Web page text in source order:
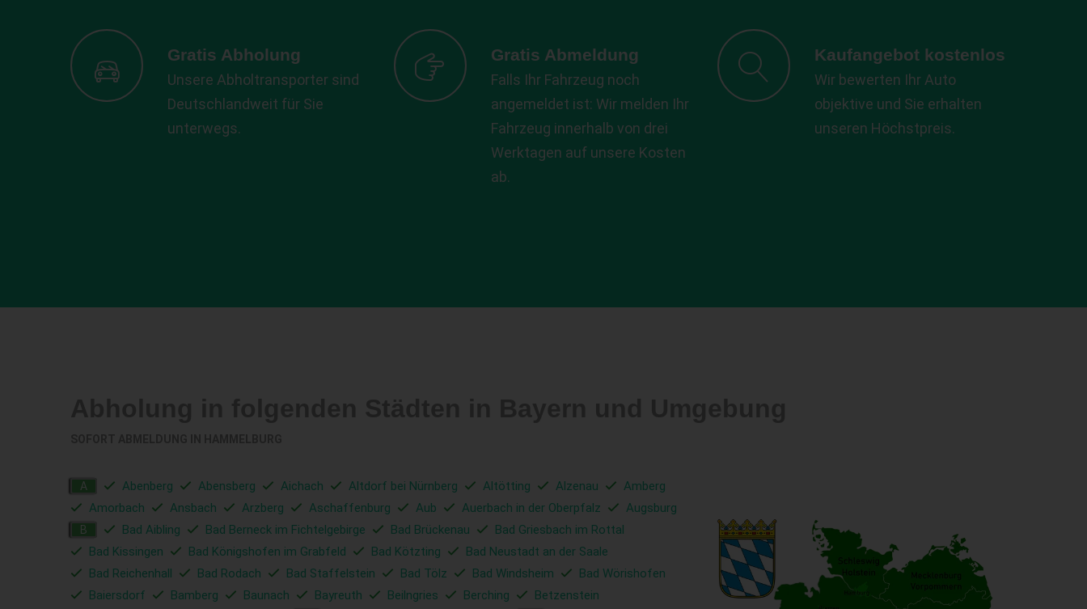
Gratis Abholung
Unsere Abholtransporter sind
Deutschlandweit für Sie
unterwegs.
Gratis Abmeldung
Falls Ihr Fahrzeug noch
angemeldet ist: Wir melden Ihr
Fahrzeug innerhalb von drei
Werktagen auf unsere Kosten
ab.
Kaufangebot kostenlos
Wir bewerten Ihr Auto
objektive und Sie erhalten
unseren Höchstpreis.
A Abenberg Abensberg Aichach Altdorf bei Nürnberg Altötting Alzenau
Amberg
Amorbach
Ansbach Arzberg Aschaffenburg Aub Auerbach in der Oberpfalz Augsburg
B Bad Aibling Bad Berneck im Fichtelgebirge Bad Brückenau
Bad Griesbach im Rottal
Bad Kissingen
Bad Königshofen im Grabfeld Bad Kötzting
Bad Neustadt an der Saale
Bad Reichenhall
Bad Rodach Bad Staffelstein Bad Tölz Bad Windsheim
Bad Wörishofen
Baiersdorf
Bamberg Baunach Bayreuth Beilngries Berching
Betzenstein